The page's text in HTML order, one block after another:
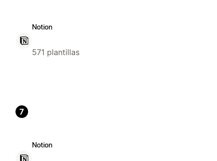
Notion
571 plantillas
7
Notion